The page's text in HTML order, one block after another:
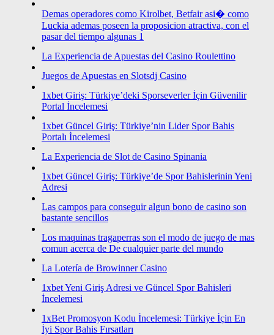
Demas operadores como Kirolbet, Betfair asi� como
Luckia ademas poseen la proposicion atractiva, con el
pasar del tiempo algunas 1
La Experiencia de Apuestas del Casino Roulettino
Juegos de Apuestas en Slotsdj Casino
1xbet Giriş: Türkiye’deki Sporseverler İçin Güvenilir
Portal İncelemesi
1xbet Güncel Giriş: Türkiye’nin Lider Spor Bahis
Portalı İncelemesi
La Experiencia de Slot de Casino Spinania
1xbet Güncel Giriş: Türkiye’de Spor Bahislerinin Yeni
Adresi
Las campos para conseguir algun bono de casino son
bastante sencillos
Los maquinas tragaperras son el modo de juego de mas
comun acerca de De cualquier parte del mundo
La Lotería de Browinner Casino
1xbet Yeni Giriş Adresi ve Güncel Spor Bahisleri
İncelemesi
1xBet Promosyon Kodu İncelemesi: Türkiye İçin En
İyi Spor Bahis Fırsatları